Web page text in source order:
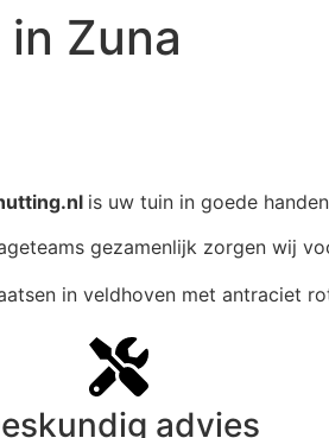
Zuna
is uw tuin in goede
gezamenlijk zorgen wij
advies